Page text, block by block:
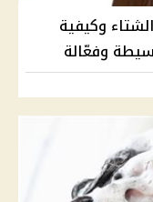
وكيفية
وفعّالة